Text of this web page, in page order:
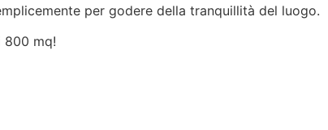
per godere della tranquillità del luogo.
800 mq!